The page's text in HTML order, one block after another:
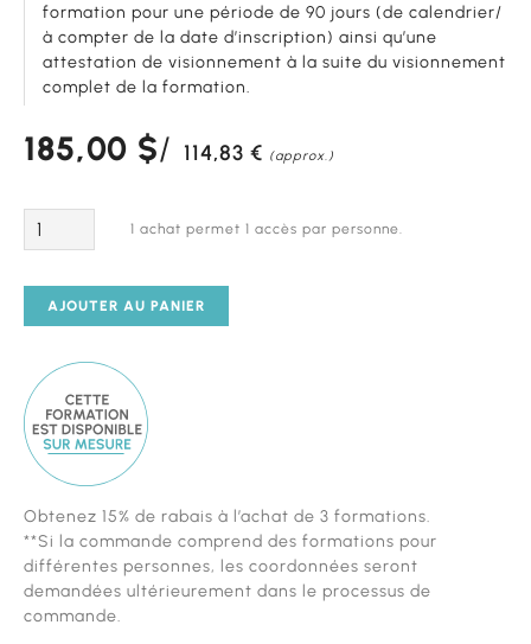
formation pour une période de 90 jours (de calendrier/
à compter de la date d’inscription) ainsi qu’une
attestation de visionnement à la suite du visionnement
complet de la formation.
185,00 $ 114,83 € (approx.)
Quantité 1 achat permet 1 accès par personne.
AJOUTER AU PANIER
formation
est
diponible
sur
Obtenez 15% de rabais à l’achat de 3 formations.
**Si la commande comprend des formations pour
différentes personnes, les coordonnées seront
demandées ultérieurement dans le processus de
commande.